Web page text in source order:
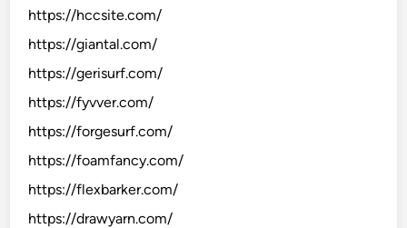
https://hccsite.com/
https://giantal.com/
https://gerisurf.com/
https://fyvver.com/
https://forgesurf.com/
https://foamfancy.com/
https://flexbarker.com/
https://drawyarn.com/